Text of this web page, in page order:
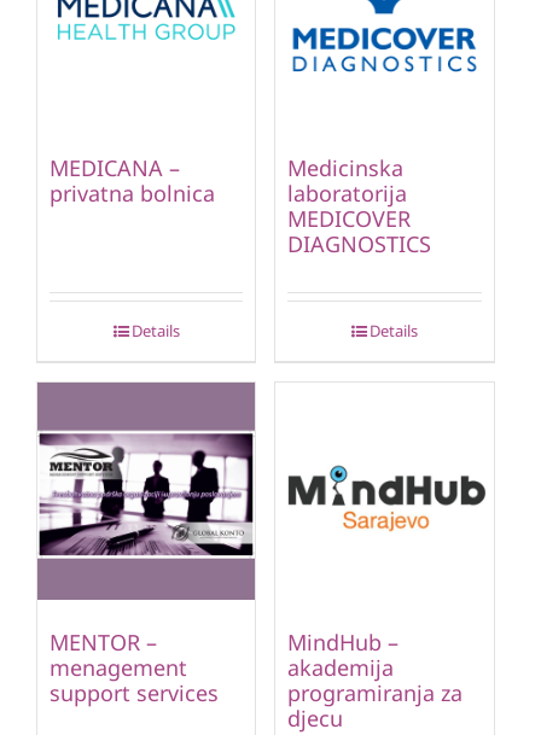
MEDICANA –
privatna bolnica
Details
Medicinska
laboratorija
MEDICOVER
DIAGNOSTICS
Details
MENTOR –
menagement
support services
MindHub –
akademija
programiranja za
djecu